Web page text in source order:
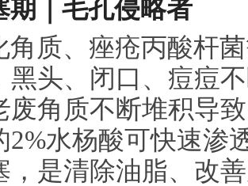
期｜毛孔侵略者
角质、痤疮丙酸杆
黑头、闭口、痘痘
废角质不断堆积导
2%水杨酸可快速渗
，是清除油脂、改